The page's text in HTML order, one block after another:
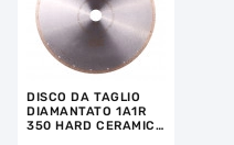
DISCO DA TAGLIO
DIAMANTATO 1A1R
350 HARD CERAMICS